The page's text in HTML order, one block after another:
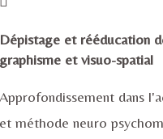
Dépistage et rééducation
graphisme et visuo-spatial
Approfondissement dans
et méthode neuro